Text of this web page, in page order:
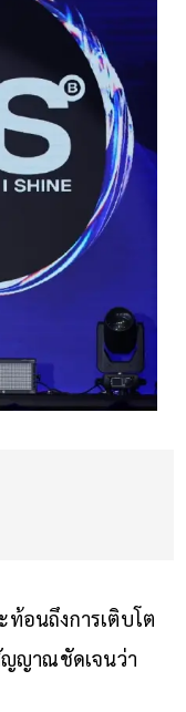
ท้อนถึงการเติบโต
ญญาณชัดเจนว่า